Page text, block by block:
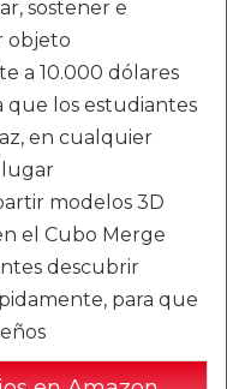
sostener e
objeto
a 10.000 dólares
que los estudiantes
en cualquier
modelos 3D
el Cubo Merge
descubrir
para que